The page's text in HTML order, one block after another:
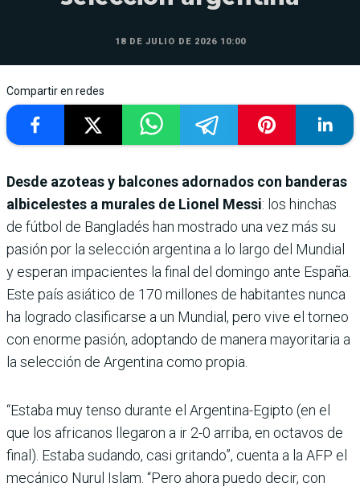
18 DE JULIO DE 2026 10:00
Compartir en redes
Desde azoteas y balcones adornados con banderas
albicelestes a murales de Lionel Messi: los hinchas
de fútbol de Bangladés han mostrado una vez más su
pasión por la selección argentina a lo largo del Mundial
y esperan impacientes la final del domingo ante España.
Este país asiático de 170 millones de habitantes nunca
ha logrado clasificarse a un Mundial, pero vive el torneo
con enorme pasión, adoptando de manera mayoritaria a
la selección de Argentina como propia.
“Estaba muy tenso durante el Argentina-Egipto (en el
que los africanos llegaron a ir 2-0 arriba, en octavos de
final). Estaba sudando, casi gritando”, cuenta a la AFP el
mecánico Nurul Islam. “Pero ahora puedo decir, con